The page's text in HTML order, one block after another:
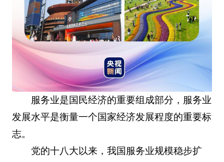
服务业是国民经济的重要组成部分，服务业
发展水平是衡量一个国家经济发展程度的重要标
志。
党的十八大以来，我国服务业规模稳步扩